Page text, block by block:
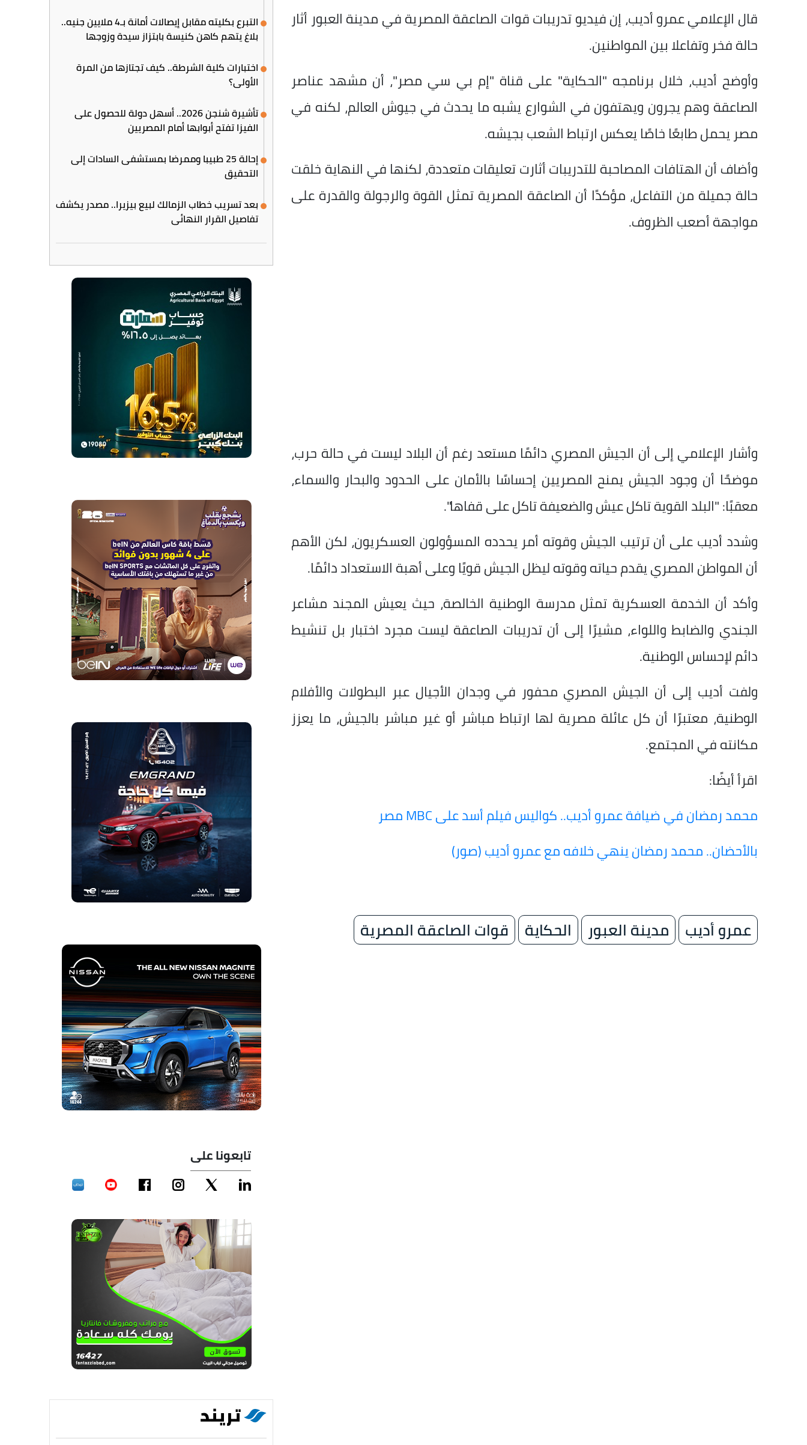
قال الإعلامي عمرو أديب، إن فيديو تدريبات قوات الصاعقة المصرية في مدينة العبور أثار
حالة فخر وتفاعلا بين المواطنين.
وأوضح أديب، خلال برنامجه "الحكاية" على قناة "إم بي سي مصر"، أن مشهد عناصر
الصاعقة وهم يجرون ويهتفون في الشوارع يشبه ما يحدث في جيوش العالم، لكنه في
مصر يحمل طابعًا خاصًا يعكس ارتباط الشعب بجيشه.
وأضاف أن الهتافات المصاحبة للتدريبات أثارت تعليقات متعددة، لكنها في النهاية خلقت
حالة جميلة من التفاعل، مؤكدًا أن الصاعقة المصرية تمثل القوة والرجولة والقدرة على
مواجهة أصعب الظروف.
وأشار الإعلامي إلى أن الجيش المصري دائمًا مستعد رغم أن البلاد ليست في حالة حرب،
موضحًا أن وجود الجيش يمنح المصريين إحساسًا بالأمان على الحدود والبحار والسماء،
معقبًا: "البلد القوية تاكل عيش والضعيفة تاكل على قفاها".
وشدد أديب على أن ترتيب الجيش وقوته أمر يحدده المسؤولون العسكريون، لكن الأهم
أن المواطن المصري يقدم حياته وقوته ليظل الجيش قويًا وعلى أهبة الاستعداد دائمًا.
وأكد أن الخدمة العسكرية تمثل مدرسة الوطنية الخالصة، حيث يعيش المجند مشاعر
الجندي والضابط واللواء، مشيرًا إلى أن تدريبات الصاعقة ليست مجرد اختبار بل تنشيط
دائم لإحساس الوطنية.
ولفت أديب إلى أن الجيش المصري محفور في وجدان الأجيال عبر البطولات والأفلام
الوطنية، معتبرًا أن كل عائلة مصرية لها ارتباط مباشر أو غير مباشر بالجيش، ما يعزز
مكانته في المجتمع.
اقرأ أيضًا:
محمد رمضان في ضيافة عمرو أديب.. كواليس فيلم أسد على MBC مصر
بالأحضان.. محمد رمضان ينهي خلافه مع عمرو أديب (صور)
عمرو أديب مدينة العبور الحكاية قوات الصاعقة المصرية
التبرع بكليته مقابل إيصالات أمانة بـ4 ملايين جنيه..
بلاغ يتهم كاهن كنيسة بابتزاز سيدة وزوجها
اختبارات كلية الشرطة.. كيف تجتازها من المرة
الأولى؟
تأشيرة شنجن 2026.. أسهل دولة للحصول على
الفيزا تفتح أبوابها أمام المصريين
إحالة 25 طبيبا وممرضا بمستشفى السادات إلى
التحقيق
بعد تسريب خطاب الزمالك لبيع بيزيرا.. مصدر يكشف
تفاصيل القرار النهائي
تابعونا على
تريند